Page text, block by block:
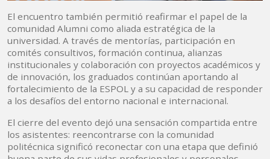
El encuentro también permitió reafirmar el papel de la
comunidad Alumni como aliada estratégica de la
universidad. A través de mentorías, participación en
comités consultivos, formación continua, alianzas
institucionales y colaboración con proyectos académicos y
de innovación, los graduados continúan aportando al
fortalecimiento de la ESPOL y a su capacidad de responder
a los desafíos del entorno nacional e internacional.
El cierre del evento dejó una sensación compartida entre
los asistentes: reencontrarse con la comunidad
politécnica significó reconectar con una etapa que definió